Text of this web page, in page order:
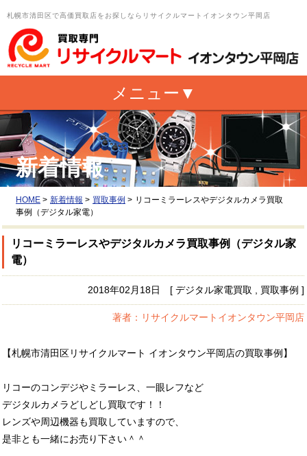
札幌市清田区で高価買取店をお探しならリサイクルマートイオンタウン平岡店
新着情報
HOME > 新着情報 > 買取事例 > リコーミラーレスやデジタルカメラ買取
事例（デジタル家電）
リコーミラーレスやデジタルカメラ買取事例（デジタル家
電）
2018年02月18日 [ デジタル家電買取 , 買取事例 ]
著者：リサイクルマートイオンタウン平岡店
【札幌市清田区リサイクルマート イオンタウン平岡店の買取事例】
リコーのコンデジやミラーレス、一眼レフなど
デジタルカメラどしどし買取です！！
レンズや周辺機器も買取していますので、
是非とも一緒にお売り下さい＾＾